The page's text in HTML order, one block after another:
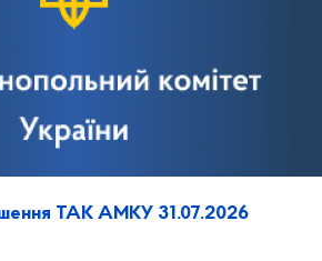
ТАК АМКУ 31.07.2026